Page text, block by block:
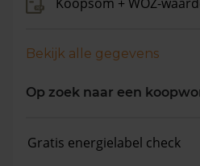
Bekijk alle gegevens
Op zoek naar een
Gratis energielabel check